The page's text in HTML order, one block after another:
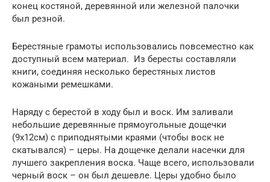
конец костяной, деревянной или железной палочки
был резной.
Берестяные грамоты использовались повсеместно как
доступный всем материал. Из бересты составляли
книги, соединяя несколько берестяных листов
кожаными ремешками.
Наряду с берестой в ходу был и воск. Им заливали
небольшие деревянные прямоугольные дощечки
(9х12см) с приподнятыми краями (чтобы воск не
скатывался) – церы. На дощечке делали насечки для
лучшего закрепления воска. Чаще всего, использовали
черный воск – он был дешевле. Церы удобно было